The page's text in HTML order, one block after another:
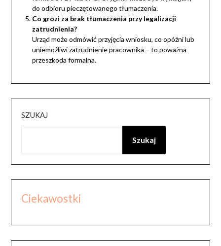
do odbioru pieczętowanego tłumaczenia.
Co grozi za brak tłumaczenia przy legalizacji
zatrudnienia?
Urząd może odmówić przyjęcia wniosku, co opóźni lub
uniemożliwi zatrudnienie pracownika – to poważna
przeszkoda formalna.
SZUKAJ
Szukaj
Ciekawostki